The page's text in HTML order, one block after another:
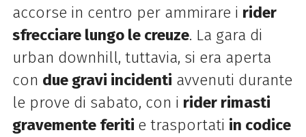
accorse in centro per ammirare i rider
sfrecciare lungo le creuze. La gara di
urban downhill, tuttavia, si era aperta
con due gravi incidenti avvenuti durante
le prove di sabato, con i rider rimasti
gravemente feriti e trasportati in codice